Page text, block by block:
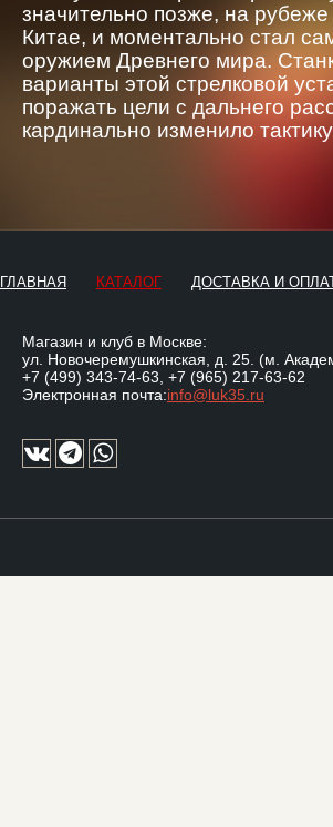
значительно позже, на
Китае, и моментально стал
оружием Древнего мира.
варианты этой стрелковой
поражать цели с дальнего
кардинально изменило
ГЛАВНАЯ КАТАЛОГ ДОСТАВКА И
Магазин и клуб в Москве:
ул. Новочеремушкинская, д. 25. (м.
+7 (499) 343-74-63 +7 (965) 217-63-62
Электронная почта:info@luk35.ru